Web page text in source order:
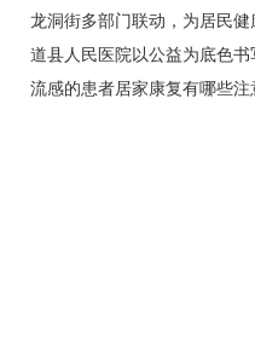
龙洞街多部门联动，为居民健
道县人民医院以公益为底色书
流感的患者居家康复有哪些注